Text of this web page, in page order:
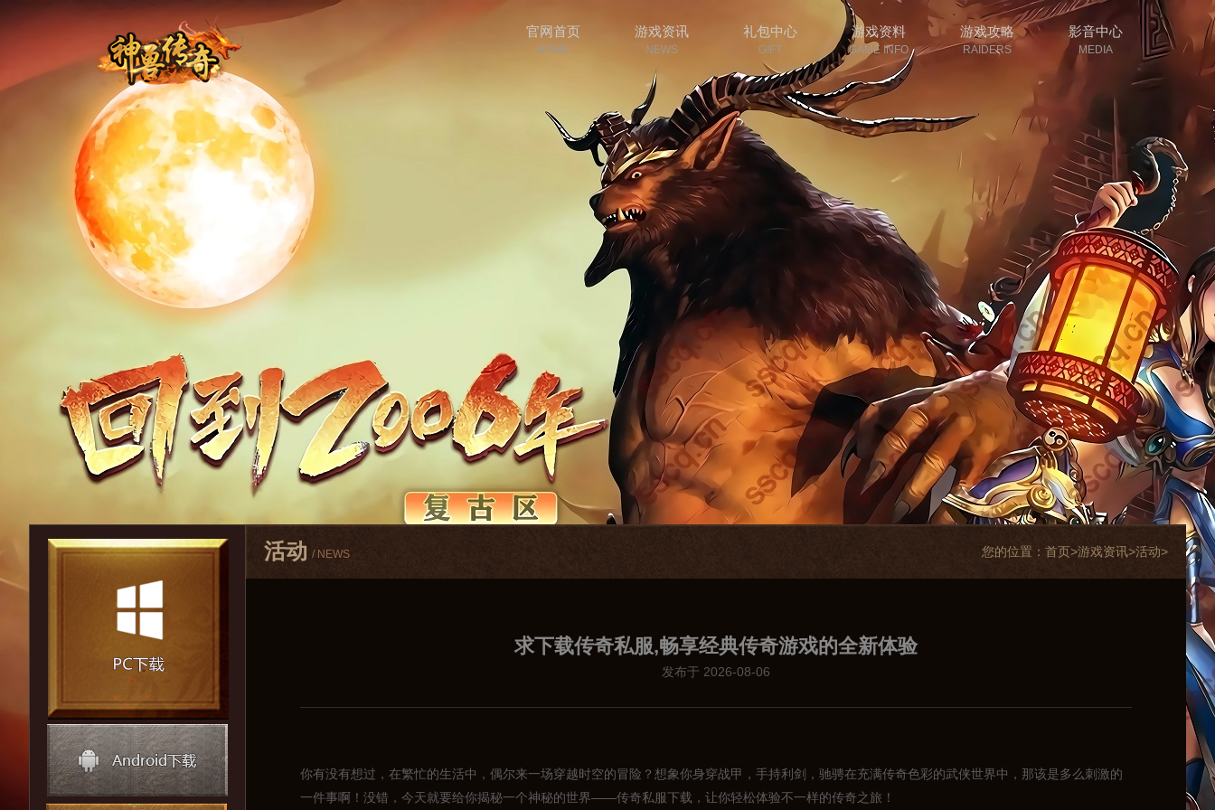
官网首页
HOME
游戏资讯
NEWS
礼包中心
GIFT
游戏资料
GAME INFO
游戏攻略
RAIDERS
影音中心
MEDIA
活动 / NEWS 您的位置： 首页>游戏资讯>活动>
求下载传奇私服,畅享经典传奇游戏的全新体验
发布于 2026-08-06
你有没有想过，在繁忙的生活中，偶尔来一场穿越时空的冒险？想象你身穿战甲，手持利剑，驰骋在充满传奇色彩的武侠世界中，那该是多么刺激的
一件事啊！没错，今天就要给你揭秘一个神秘的世界——传奇私服下载，让你轻松体验不一样的传奇之旅！